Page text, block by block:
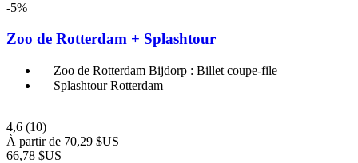
-5%
Zoo de Rotterdam + Splashtour
Zoo de Rotterdam Bijdorp : Billet coupe-file
Splashtour Rotterdam
4,6 (10)
À partir de 70,29 $US
66,78 $US